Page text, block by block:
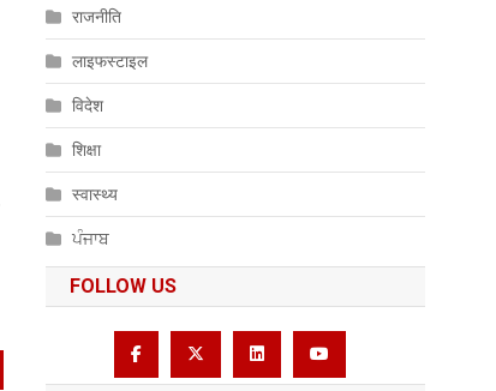
राजनीति
लाइफस्टाइल
विदेश
शिक्षा
स्वास्थ्य
ਪੰਜਾਬ
FOLLOW US